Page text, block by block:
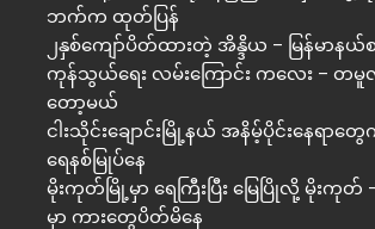
ဘက်က ထုတ်ပြန်
၂နှစ်​ကျော်ပိတ်ထားတဲ့ အိန္ဒိယ – မြန်မာနယ်
ကုန်သွယ်ရေး လမ်းကြောင်း ကလေး – တမူလ
တော့မယ်
ငါးသိုင်းချောင်းမြို့နယ် အနိမ့်ပိုင်းနေရာ
ရေနစ်မြုပ်နေ
မိုးကုတ်မြို့မှာ ရေကြီးပြီး မြေပြိုလို့ မိုးကုတ်
မှာ ကားတွေပိတ်မိနေ